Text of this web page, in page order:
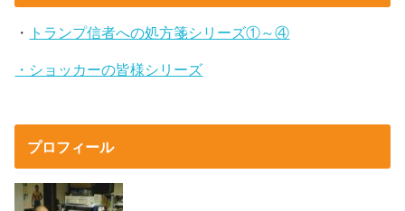
・ トランプ信者への処方箋シリーズ①～④
・ショッカーの皆様シリーズ
プロフィール